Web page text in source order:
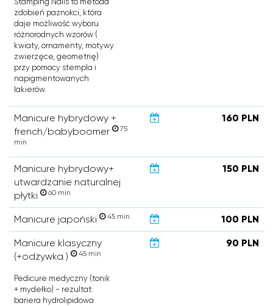
zdobień paznokci, która
daje możliwość wyboru
różnorodnych wzorów (
kwiaty, ornamenty, motywy
zwierzęce, geometrię)
przy pomocy stempla i
napigmentowanych
lakierów.
Manicure hybrydowy +
french/babyboomer
75
min
160 PLN
Manicure hybrydowy+
utwardzanie naturalnej
płytki
60 min
150 PLN
Manicure japoński 45 min 100 PLN
Manicure klasyczny
(+odżywka )
45 min
90 PLN
Pedicure medyczny (tonik
+ mydełko) - rezultat:
bariera hydrolipidowa